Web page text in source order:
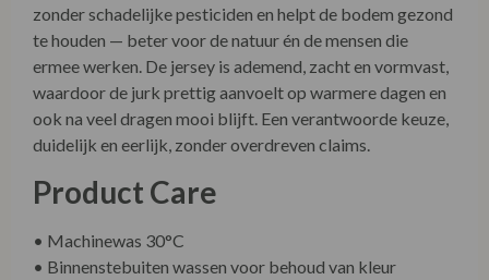
te houden — beter voor de natuur én de mensen die
ermee werken. De jersey is ademend, zacht en vormvast,
waardoor de jurk prettig aanvoelt op warmere dagen en
ook na veel dragen mooi blijft. Een verantwoorde keuze,
duidelijk en eerlijk, zonder overdreven claims.
Product Care
• Binnenstebuiten wassen voor behoud van kleur
• Niet in de droger